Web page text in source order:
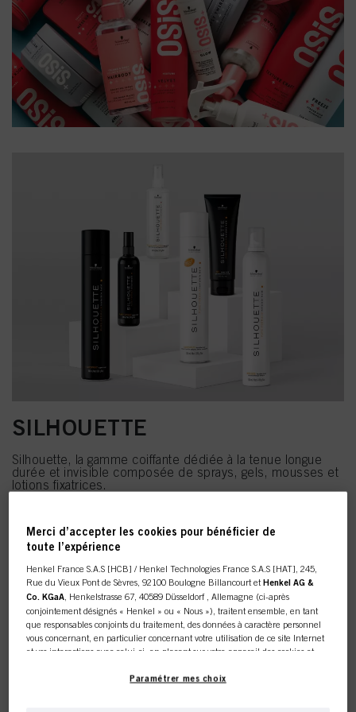
SILHOUETTE
Silhouette, la gamme coiffante dédiée à la tenue longue
durée et invisible composée de sprays, gels, mousses et
lotions fixatrices.
J'ACHÈTE
FIBRE CLINIX
BOND commençant en salon avec un service de
réparation entièrement personnalisable qui continue de se
Merci d’accepter les cookies pour bénéficier de
toute l’expérience
Henkel France S.A.S [HCB] / Henkel Technologies France S.A.S [HAT], 245,
Rue du Vieux Pont de Sèvres, 92100 Boulogne Billancourt etHenkel AG &
Co. KGaA , Henkelstrasse 67, 40589 Düsseldorf , Allemagne (ci-après
conjointement désignés « Henkel » ou « Nous »), traitent ensemble, en tant
que responsables conjoints du traitement, des données à caractère personnel
vous concernant, en particulier concernant votre utilisation de ce site Internet
et vos interactions avec celui-ci, en plaçant sur votre appareil des cookies et
utilisons pour stocker / accéder à d’autres informations comme décrit ci-dessous.
Paramétrer mes choix